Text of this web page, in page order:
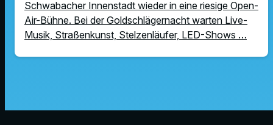
Schwabacher Innenstadt wieder in eine riesige Open-
Air-Bühne. Bei der Goldschlägernacht warten Live-
Musik, Straßenkunst, Stelzenläufer, LED-Shows …